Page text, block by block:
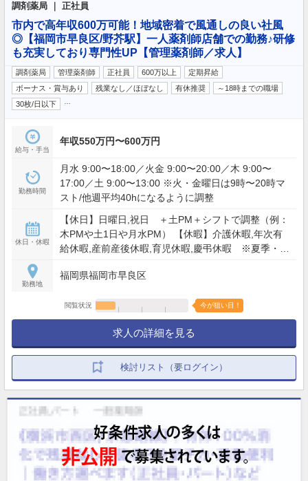
調剤薬局 ｜ 正社員
市内で高年収600万可能！地域密着で風通しの良い社風
◎【福岡市早良区/野芥駅】一人薬剤師店舗での勤務♪研修
も充実しており専門性UP【管理薬剤師／求人】
調剤薬局 管理薬剤師 正社員 600万以上
定期昇給
ボーナス・賞与あり
残業なし／ほぼなし 有休推奨
～18時までの職場
30枚/日以下
給与・手当
年収550万円〜600万円
勤務時間
月水 9:00〜18:00／火金 9:00〜20:00／木 9:00〜
17:00／土 9:00〜13:00 ※火・金曜日は9時〜20時マ
スト/他週平均40hになるように調整
休日・休暇
【休日】日曜日,祝日 ＋土PM＋シフトで調整（例：
木PMや土1日や月水PM） 【休暇】介護休暇,年次有
給休暇,産前産後休暇,育児休暇,慶弔休暇 ※夏季・年
勤務地
福岡県福岡市早良区
閲覧状況 今が狙い目！
求人の詳細を見る
検討リスト（要ログイン）